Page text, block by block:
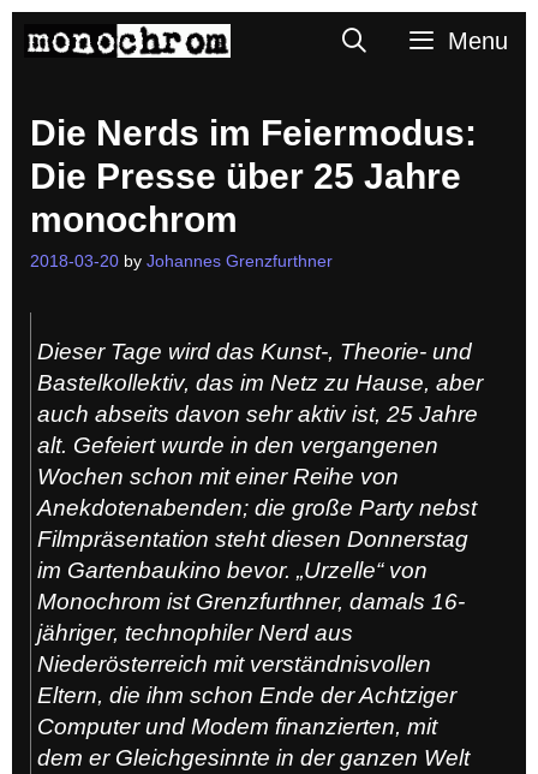
SearchMenu
Die Nerds im Feiermodus:
Die Presse über 25 Jahre
monochrom
2018-03-20 by Johannes Grenzfurthner
Dieser Tage wird das Kunst-, Theorie- und
Bastelkollektiv, das im Netz zu Hause, aber
auch abseits davon sehr aktiv ist, 25 Jahre
alt. Gefeiert wurde in den vergangenen
Wochen schon mit einer Reihe von
Anekdotenabenden; die große Party nebst
Filmpräsentation steht diesen Donnerstag
im Gartenbaukino bevor. „Urzelle“ von
Monochrom ist Grenzfurthner, damals 16-
jähriger, technophiler Nerd aus
Niederösterreich mit verständnisvollen
Eltern, die ihm schon Ende der Achtziger
Computer und Modem finanzierten, mit
dem er Gleichgesinnte in der ganzen Welt